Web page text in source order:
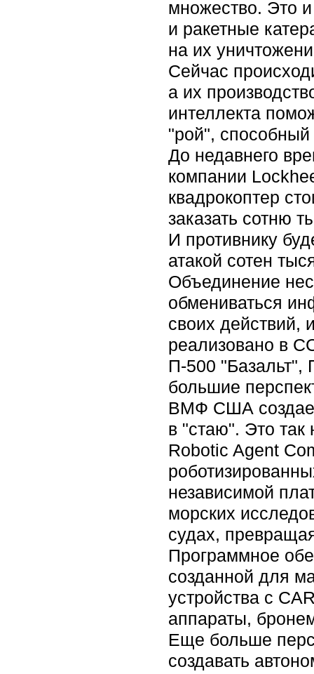
множество. Это
и ракетные
на их
Сейчас
а их
интеллекта
"рой", способный
До недавнего
компании
квадрокоптер
заказать сотню
И противнику
атакой сотен
Объединение
обмениваться
своих действий,
реализовано в
П-500 "Базальт",
большие
ВМФ США
в "стаю". Это так
Robotic Agent
независимой
морских
судах,
Программное
созданной для
устройства с
аппараты,
Еще больше
создавать